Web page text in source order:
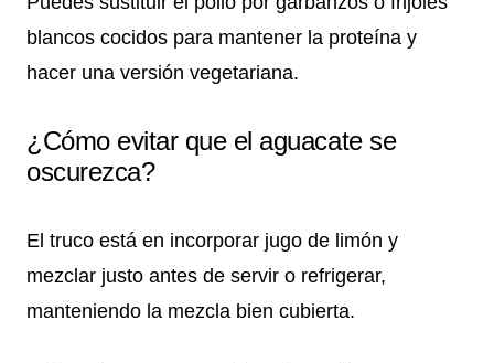
blancos cocidos para mantener la proteína y
hacer una versión vegetariana.
¿Cómo evitar que el aguacate se
oscurezca?
El truco está en incorporar jugo de limón y
mezclar justo antes de servir o refrigerar,
manteniendo la mezcla bien cubierta.